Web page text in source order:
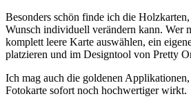
Besonders schön finde ich die
Wunsch individuell verändern kann. Wer
komplett leere Karte auswählen, ein
platzieren und im Designtool von Pretty
Ich mag auch die goldenen
Fotokarte sofort noch hochwertiger wirkt.